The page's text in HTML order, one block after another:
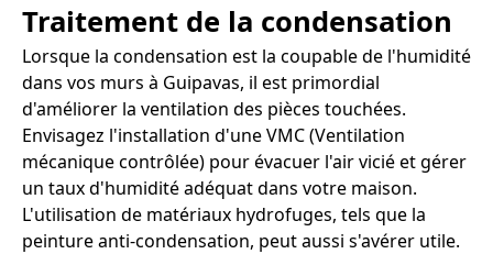
Traitement de la condensation
Lorsque la condensation est la coupable de l'humidité
dans vos murs à Guipavas, il est primordial
d'améliorer la ventilation des pièces touchées.
Envisagez l'installation d'une VMC (Ventilation
mécanique contrôlée) pour évacuer l'air vicié et gérer
un taux d'humidité adéquat dans votre maison.
L'utilisation de matériaux hydrofuges, tels que la
peinture anti-condensation, peut aussi s'avérer utile.